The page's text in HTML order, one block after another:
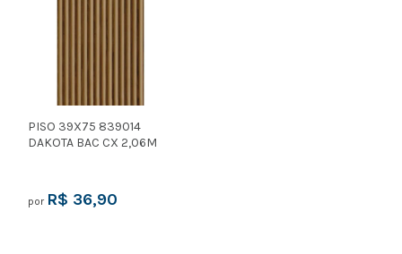
PISO 39X75 839014
DAKOTA BAC CX 2,06M
por R$ 36,90